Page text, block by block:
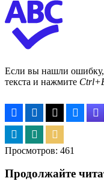
Если вы нашли ошибку,
текста и нажмите
Просмотров: 461
Продолжайте